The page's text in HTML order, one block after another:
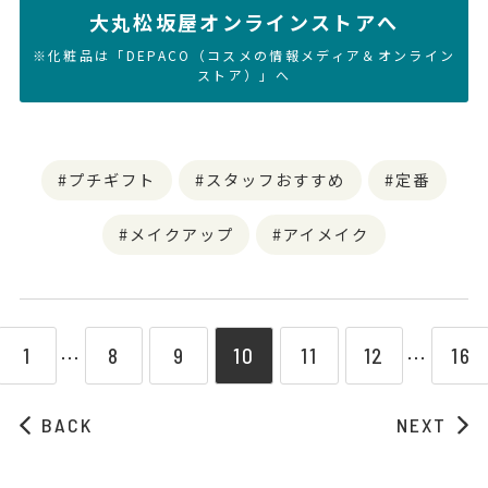
大丸松坂屋オンラインストアへ
※化粧品は「DEPACO（コスメの情報メディア＆オンライン
ストア）」へ
プチギフト スタッフおすすめ 定番
メイクアップ アイメイク
BACK
1 ⋯ 8 9 10 11 12 ⋯ 16
NEXT